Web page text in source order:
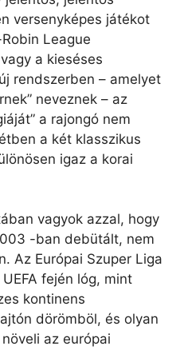
versenyképes játékot
League
a kieséses
rendszerben – amelyet
neveznek – az
a rajongó nem
a két klasszikus
igaz a korai
vagyok azzal, hogy
-ban debütált, nem
Az Európai Szuper Liga
fején lóg, mint
kontinens
dörömböl, és olyan
az európai